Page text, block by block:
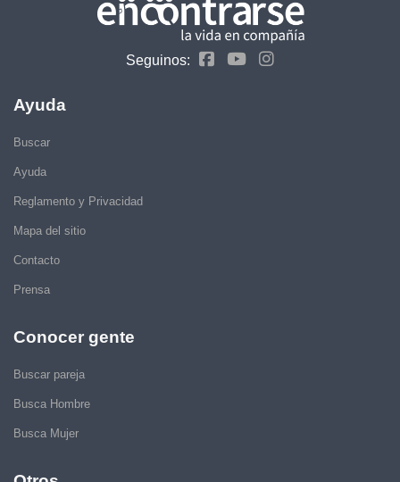
Seguinos:
Ayuda
Buscar
Ayuda
Reglamento y Privacidad
Mapa del sitio
Contacto
Prensa
Conocer gente
Buscar pareja
Busca Hombre
Busca Mujer